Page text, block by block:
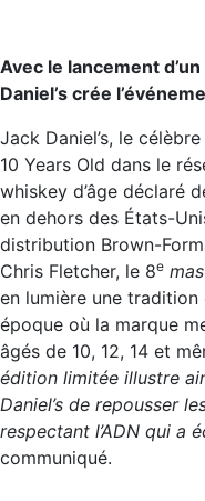
Avec le lancement
Daniel’s crée
Jack Daniel’s, le
10 Years Old dans le
whiskey d’âge déclaré
en dehors des États-
distribution Brown-
Chris Fletcher, le 8e
en lumière une tradition
époque où la marque
âgés de 10, 12, 14 et
édition limitée illustre
Daniel’s de repousser
respectant l’ADN qui a
communiqué.